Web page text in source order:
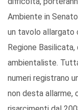
Ambiente in
un tavolo allargato
Regione
ambientaliste.
numeri registrano
non desta allarme,